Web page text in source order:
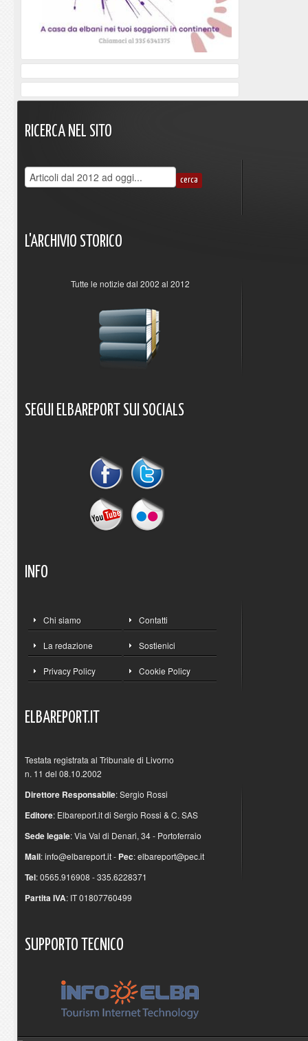
RICERCA NEL SITO
L'ARCHIVIO STORICO
Tutte le notizie dal 2002 al 2012
SEGUI ELBAREPORT SUI SOCIALS
INFO
Chi siamo Contatti
La redazione Sostienici
Privacy Policy Cookie Policy
ELBAREPORT.IT
Testata registrata al Tribunale di Livorno
n. 11 del 08.10.2002
Direttore Responsabile: Sergio Rossi
Editore: Elbareport.it di Sergio Rossi & C. SAS
Sede legale: Via Val di Denari, 34 - Portoferraio
Mail:info@elbareport.it- Pec:elbareport@pec.it
Tel: 0565.916908 - 335.6228371
Partita IVA: IT 01807760499
SUPPORTO TECNICO